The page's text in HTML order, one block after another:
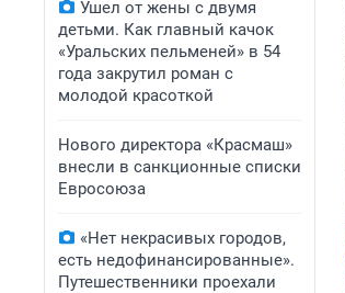
Ушел от жены с двумя
детьми. Как главный качок
«Уральских пельменей» в 54
года закрутил роман с
молодой красоткой
Нового директора «Красмаш»
внесли в санкционные списки
Евросоюза
«Нет некрасивых городов,
есть недофинансированные».
Путешественники проехали